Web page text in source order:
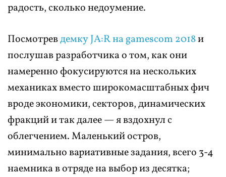
радость, сколько недоумение.
Посмотревдемку JA:R на gamescom 2018и
послушав разработчика о том, как они
намеренно фокусируются на нескольких
механиках вместо широкомасштабных фич
вроде экономики, секторов, динамических
фракций и так далее — я вздохнул с
облегчением. Маленький остров,
минимально вариативные задания, всего 3-4
наемника в отряде на выбор из десятка;